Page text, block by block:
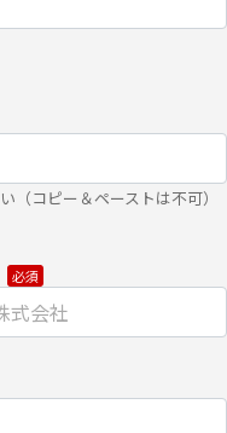
の確保に努めます。
コピー＆ペーストは不可）